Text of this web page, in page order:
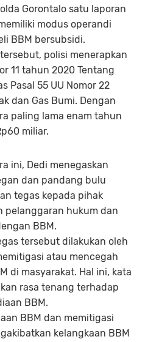
Gorontalo satu laporan
modus operandi
BBM bersubsidi.
polisi menerapkan
11 tahun 2020 Tentang
Pasal 55 UU Nomor 22
dan Gas Bumi. Dengan
paling lama enam tahun
miliar.
ini, Dedi menegaskan
dan pandang bulu
tegas kepada pihak
pelanggaran hukum dan
BBM.
tersebut dilakukan oleh
atau mencegah
di masyarakat. Hal ini, kata
rasa tenang terhadap
BBM.
BBM dan memitigasi
kelangkaan BBM